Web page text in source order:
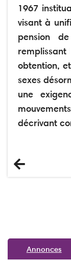
Annonces
1967
visant à
pension
obtention,
sexes
une
décrivant